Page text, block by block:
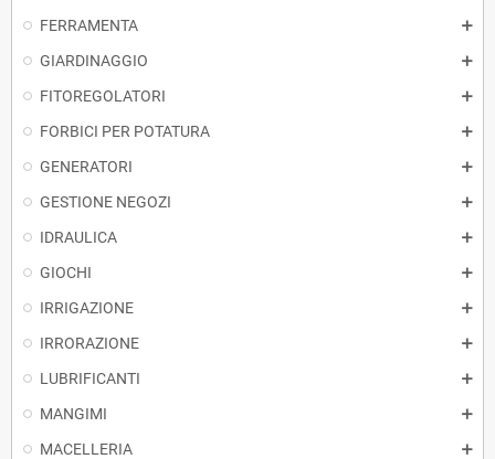
FERRAMENTA
GIARDINAGGIO
FITOREGOLATORI
FORBICI PER POTATURA
GENERATORI
GESTIONE NEGOZI
IDRAULICA
GIOCHI
IRRIGAZIONE
IRRORAZIONE
LUBRIFICANTI
MANGIMI
MACELLERIA